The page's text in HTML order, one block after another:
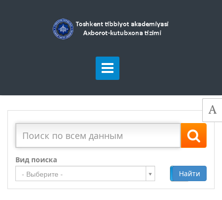
Вид поиска
- Выберите - Добавить
Найти